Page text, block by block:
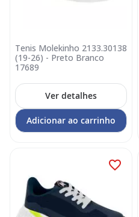
Tenis Molekinho 2133.30138
(19-26) - Preto Branco
17689
Ver detalhes
Adicionar ao carrinho